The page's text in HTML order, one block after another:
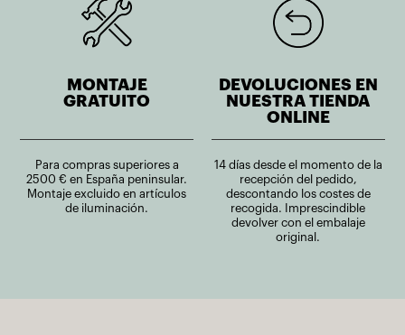
MONTAJE
GRATUITO
Para compras superiores a
2500 € en España peninsular.
Montaje excluido en artículos
de iluminación.
DEVOLUCIONES EN
NUESTRA TIENDA
ONLINE
14 días desde el momento de la
recepción del pedido,
descontando los costes de
recogida. Imprescindible
devolver con el embalaje
original.